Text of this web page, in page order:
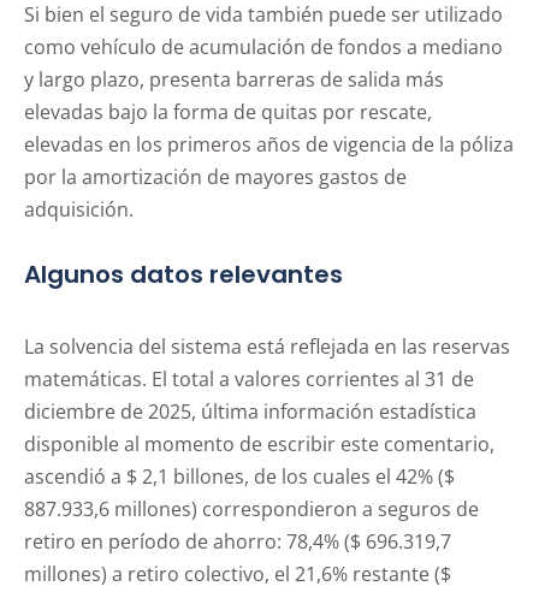
Si bien el seguro de vida también puede ser utilizado
como vehículo de acumulación de fondos a mediano
y largo plazo, presenta barreras de salida más
elevadas bajo la forma de quitas por rescate,
elevadas en los primeros años de vigencia de la póliza
por la amortización de mayores gastos de
adquisición.
Algunos datos relevantes
La solvencia del sistema está reflejada en las reservas
matemáticas. El total a valores corrientes al 31 de
diciembre de 2025, última información estadística
disponible al momento de escribir este comentario,
ascendió a $ 2,1 billones, de los cuales el 42% ($
887.933,6 millones) correspondieron a seguros de
retiro en período de ahorro: 78,4% ($ 696.319,7
millones) a retiro colectivo, el 21,6% restante ($